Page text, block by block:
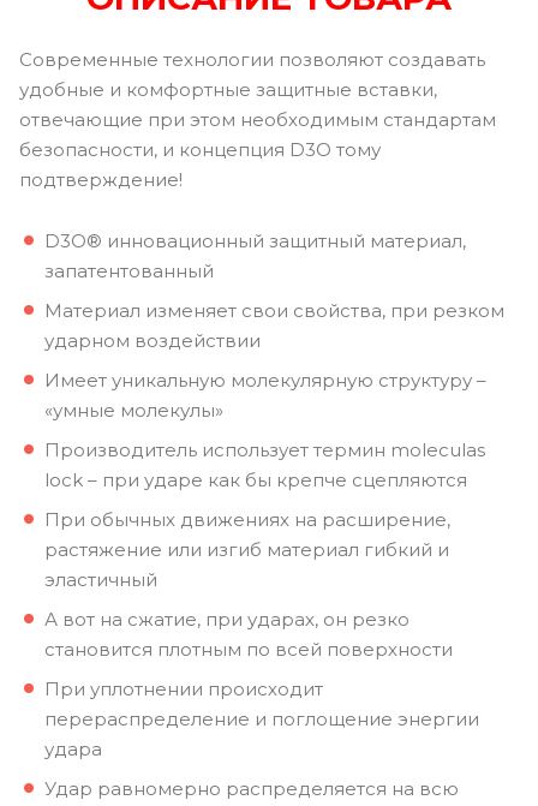
Современные технологии позволяют создавать
удобные и комфортные защитные вставки,
отвечающие при этом необходимым стандартам
безопасности, и концепция D3O тому
подтверждение!
D3O® инновационный защитный материал,
запатентованный
Материал изменяет свои свойства, при резком
ударном воздействии
Имеет уникальную молекулярную структуру –
«умные молекулы»
Производитель использует термин moleculas
lock – при ударе как бы крепче сцепляются
При обычных движениях на расширение,
растяжение или изгиб материал гибкий и
эластичный
А вот на сжатие, при ударах, он резко
становится плотным по всей поверхности
При уплотнении происходит
перераспределение и поглощение энергии
удара
Удар равномерно распределяется на всю